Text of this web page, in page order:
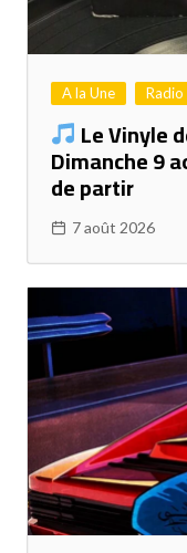
A la Une Radio
Le Vinyle
Dimanche 9
de partir
7 août 2026